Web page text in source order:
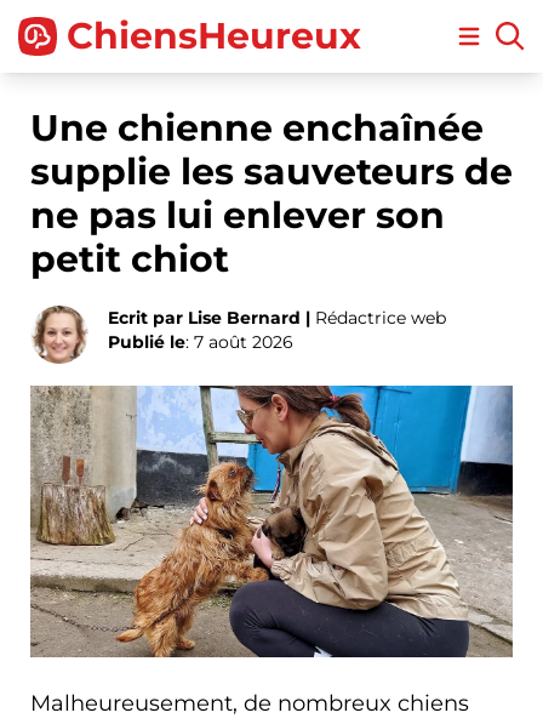
ChiensHeureux Open
Une chienne enchaînée
supplie les sauveteurs de
ne pas lui enlever son
petit chiot
Ecrit par Lise Bernard | Rédactrice web
Publié le: 7 août 2026
Malheureusement, de nombreux chiens